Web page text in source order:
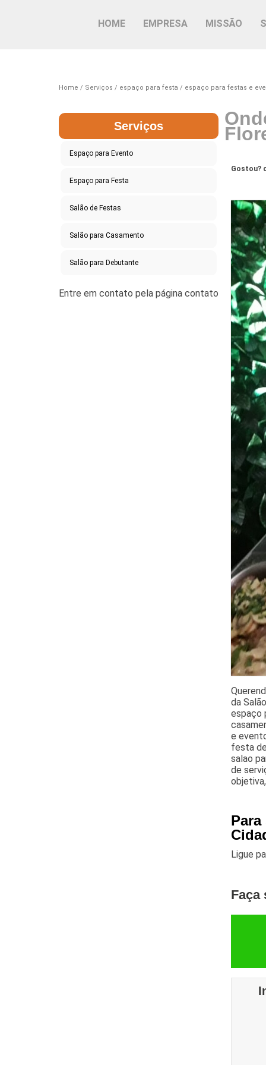
HOME EMPRESA MISSÃO
Home Serviços espaço para festa espaço para festas e
Serviços
Espaço para Evento
Espaço para Festa
Salão de Festas
Salão para Casamento
Salão para Debutante
Gostou?
da
espaço
e
festa
salao
de
Ligue
Faça